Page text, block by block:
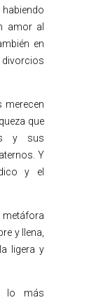
amor al
en
merecen
que
y sus
Y
y el
metáfora
y llena,
ligera y
lo más